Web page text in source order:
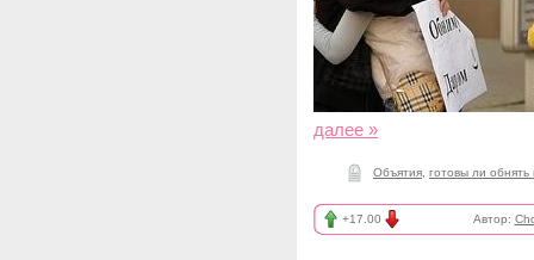
далее »
Объятия готовы ли
+17.00 Автор: